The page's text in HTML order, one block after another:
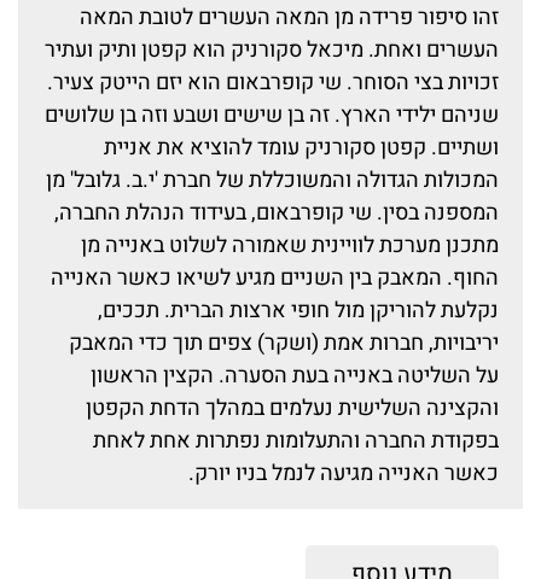
זהו סיפור פרידה מן המאה העשרים לטובת המאה
העשרים ואחת. מיכאל סקורניק הוא קפטן ותיק ועתיר
זכויות בצי הסוחר. שי קופרבאום הוא יזם הייטק צעיר.
שניהם ילידי הארץ. זה בן שישים ושבע וזה בן שלושים
ושתיים. קפטן סקורניק עומד להוציא את אניית
המכולות הגדולה והמשוכללת של חברת 'י.ב. גלובל' מן
המספנה בסין. שי קופרבאום, בעידוד הנהלת החברה,
מתכנן מערכת לוויינית שאמורה לשלוט באנייה מן
החוף. המאבק בין השניים מגיע לשיאו כאשר האנייה
נקלעת להוריקן מול חופי ארצות הברית. תככים,
יריבויות, חברות אמת (ושקר) צפים תוך כדי המאבק
על השליטה באנייה בעת הסערה. הקצין הראשון
והקצינה השלישית נעלמים במהלך הדחת הקפטן
בפקודת החברה והתעלומות נפתרות אחת לאחת
כאשר האנייה מגיעה לנמל בניו יורק.